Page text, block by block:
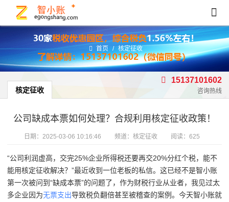
首页 / 核定征收
核定征收
15137101602
咨询热线
公司缺成本票如何处理？合规利用核定征收政策！
日期： 2025-03-06 10:16:46 频道： 核定征收 阅读：625
“公司利润虚高，交完25%企业所得税还要再交20%分红个税，能不
能用核定征收解决？”最近收到一位老板的私信。这已经不是智小账
第一次被问到“缺成本票”的问题了，作为财税行业从业者，我见过太
多企业因为无票支出导致税负翻倍甚至被稽查的案例。今天智小账就